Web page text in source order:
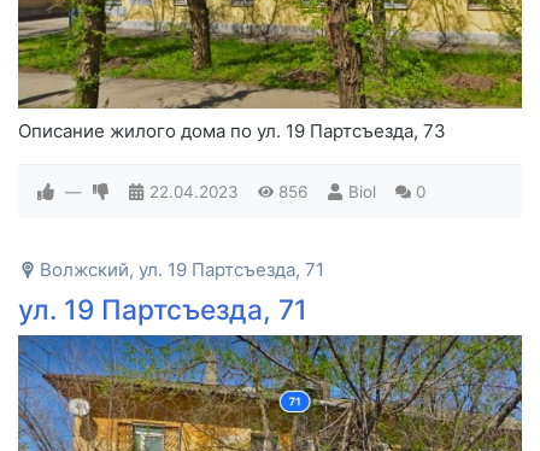
Описание жилого дома по ул. 19 Партсъезда, 73
— 22.04.2023 856 Biol 0
Волжский, ул. 19 Партсъезда, 71
ул. 19 Партсъезда, 71